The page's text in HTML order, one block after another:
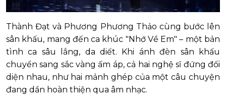
Thành Đạt và Phương Phương Thảo cùng bước lên
sân khấu, mang đến ca khúc "Nhớ Về Em" – một bản
tình ca sâu lắng, da diết. Khi ánh đèn sân khấu
chuyển sang sắc vàng ấm áp, cả hai nghệ sĩ đứng đối
diện nhau, như hai mảnh ghép của một câu chuyện
đang dần hoàn thiện qua âm nhạc.